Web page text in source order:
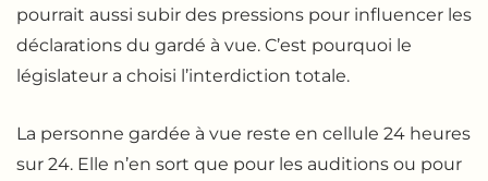
pourrait aussi subir des pressions pour influencer les
déclarations du gardé à vue. C’est pourquoi le
législateur a choisi l’interdiction totale.
La personne gardée à vue reste en cellule 24 heures
sur 24. Elle n’en sort que pour les auditions ou pour